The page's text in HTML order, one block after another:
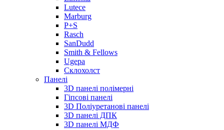
Lutece
Marburg
P+S
Rasch
SanDudd
Smith & Fellows
Ugepa
Склохолст
Панелі
3D панелі полімерні
Гіпсові панелі
3D Поліуретанові панелі
3D панелі ДПК
3D панелі МДФ